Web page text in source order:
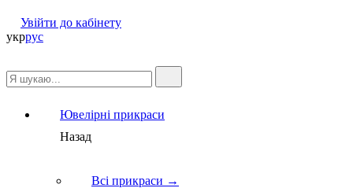
Увійти до кабінету
укррус
Ювелірні прикраси
Назад
Всі прикраси →